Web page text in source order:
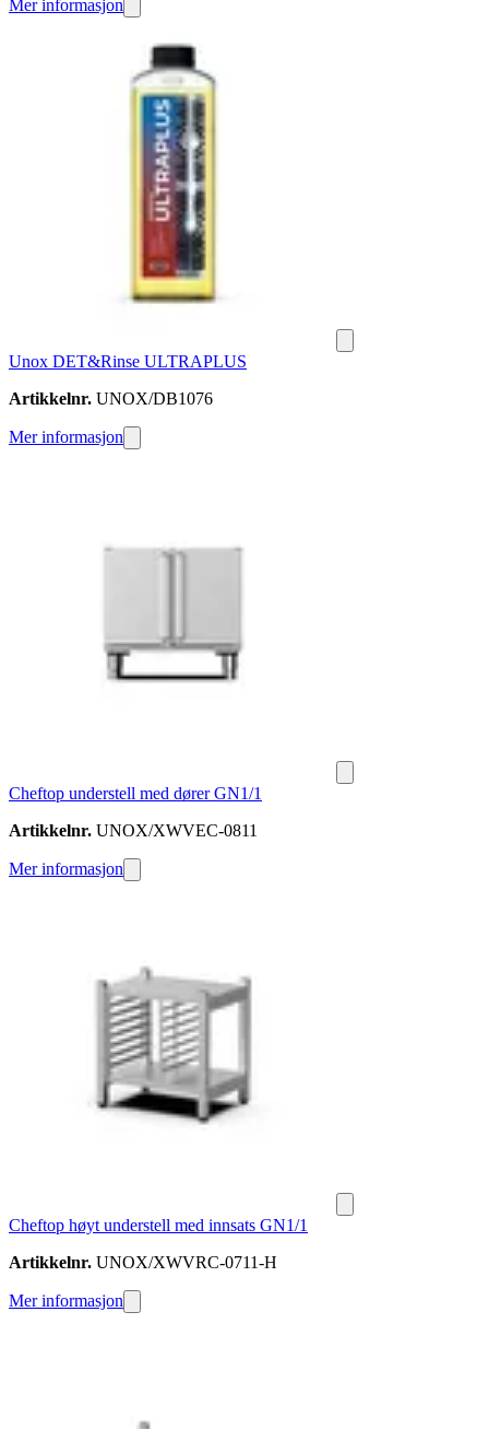
Mer informasjon
Unox DET&Rinse ULTRAPLUS
Artikkelnr. UNOX/DB1076
Mer informasjon
Cheftop understell med dører GN1/1
Artikkelnr. UNOX/XWVEC-0811
Mer informasjon
Cheftop høyt understell med innsats GN1/1
Artikkelnr. UNOX/XWVRC-0711-H
Mer informasjon